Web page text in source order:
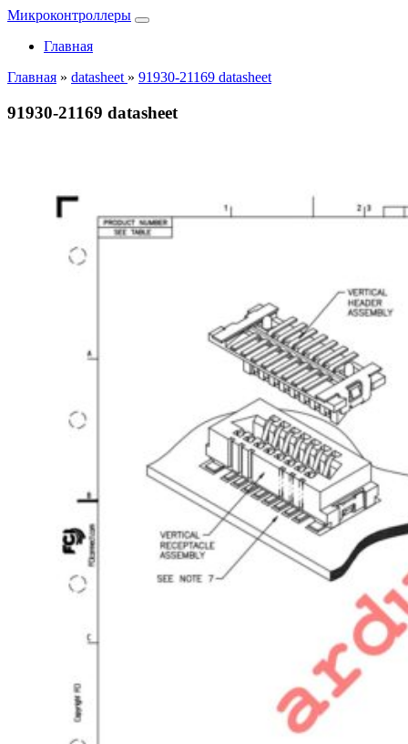
Микроконтроллеры
Главная
Главная » datasheet » 91930-21169 datasheet
91930-21169 datasheet